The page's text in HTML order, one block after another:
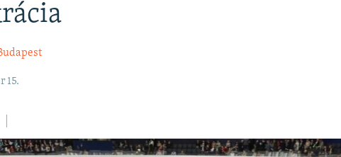
15.